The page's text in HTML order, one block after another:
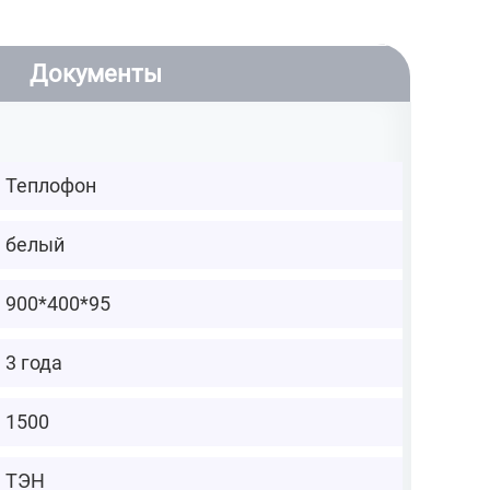
Документы
Теплофон
белый
900*400*95
3 года
1500
ТЭН